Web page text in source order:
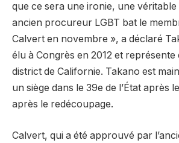
que ce sera une ironie, une
ancien procureur LGBT bat le
Calvert en novembre », a déclaré
élu à Congrès en 2012 et représente
district de Californie. Takano est
un siège dans le 39e de l’État après
après le redécoupage.
Calvert, qui a été approuvé par